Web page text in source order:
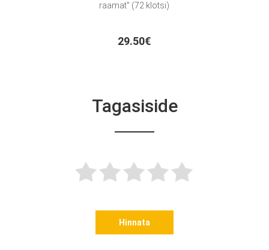
raamat" (72 klotsi)
29.50€
Tagasiside
Hinnata